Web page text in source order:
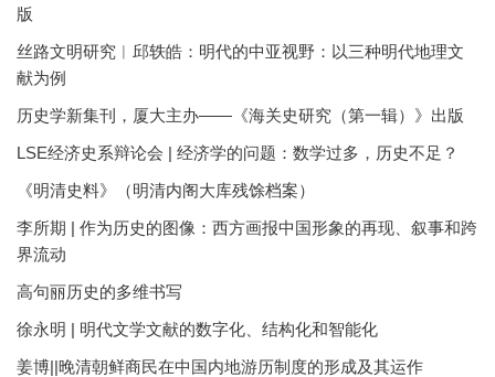
版
丝路文明研究︱邱轶皓：明代的中亚视野：以三种明代地理文
献为例
历史学新集刊，厦大主办——《海关史研究（第一辑）》出版
LSE经济史系辩论会 | 经济学的问题：数学过多，历史不足？
《明清史料》（明清内阁大库残馀档案）
李所期 | 作为历史的图像：西方画报中国形象的再现、叙事和跨
界流动
高句丽历史的多维书写
徐永明 | 明代文学文献的数字化、结构化和智能化
姜博||晚清朝鲜商民在中国内地游历制度的形成及其运作